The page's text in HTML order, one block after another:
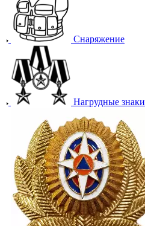
Снаряжение
Нагрудные знаки